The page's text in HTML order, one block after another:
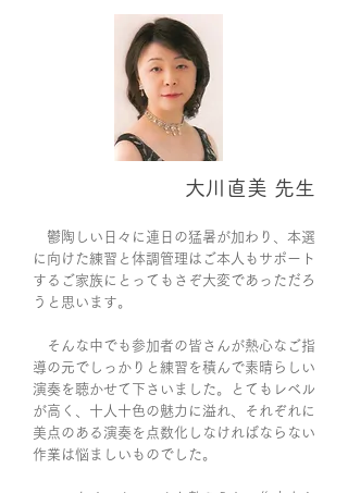
大川直美 先生
鬱陶しい日々に連日の猛暑が加わり、本選
に向けた練習と体調管理はご本人もサポート
するご家族にとってもさぞ大変であっただろ
うと思います。
そんな中でも参加者の皆さんが熱心なご指
導の元でしっかりと練習を積んで素晴らしい
演奏を聴かせて下さいました。とてもレベル
が高く、十人十色の魅力に溢れ、それぞれに
美点のある演奏を点数化しなければならない
作業は悩ましいものでした。